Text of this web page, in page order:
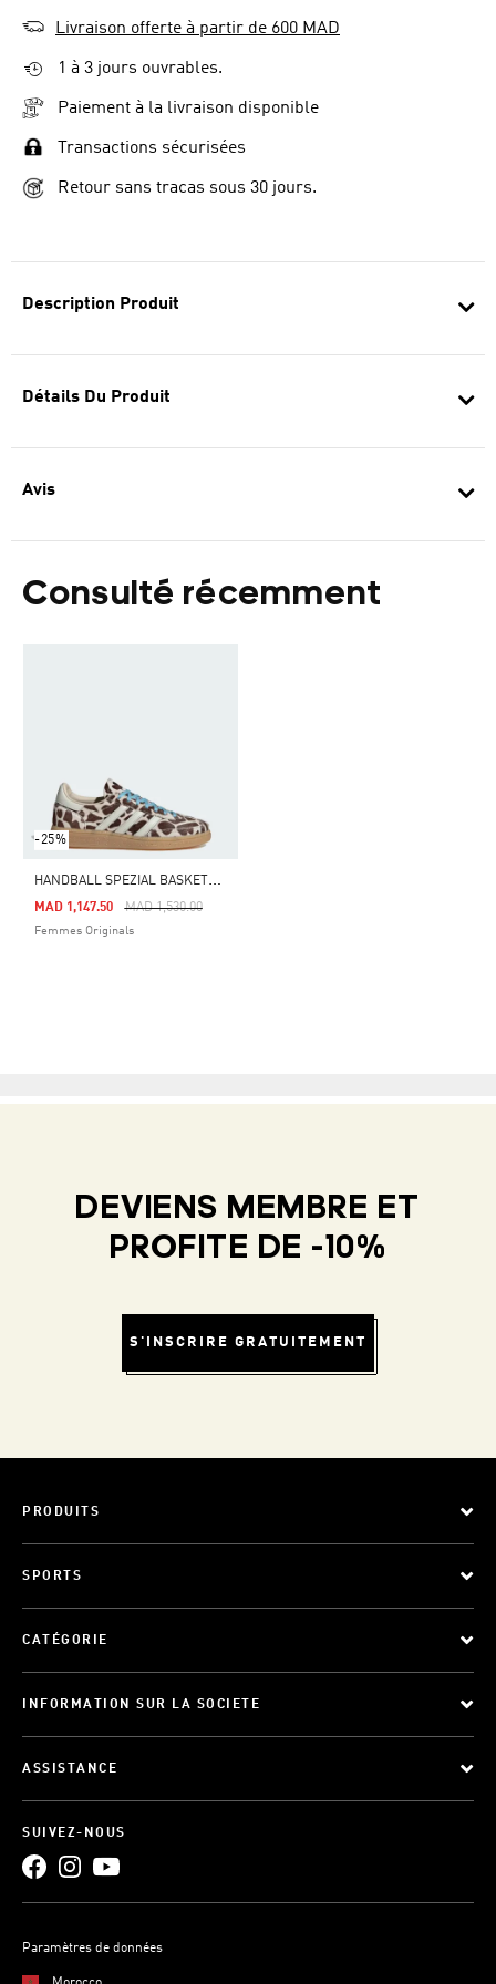
Description Produit
Détails Du Produit
Avis
Consulté récemment
-25%
H
ANDBALL SPEZIAL BASKETS IMPRIMÉ GIRAFE
Price Reduced From
MAD 1,530.00To
MAD 1,147.50
Femmes Originals
Livraison offerte à partir de 600 MAD
1 à 3 jours ouvrables.
Paiement à la livraison disponible
Transactions sécurisées
Retour sans tracas sous 30 jours.
DEVIENS MEMBRE ET
PROFITE DE -10%
S'INSCRIRE GRATUITEMENT
PRODUITS
SPORTS
CATÉGORIE
INFORMATION SUR LA SOCIETE
ASSISTANCE
SUIVEZ-NOUS
Paramètres de données